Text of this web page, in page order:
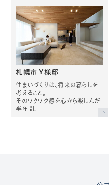
札幌市 Y様邸
住まいづくりは、将来の暮らしを
考えること。
そのワクワク感を心から楽しんだ
半年間。